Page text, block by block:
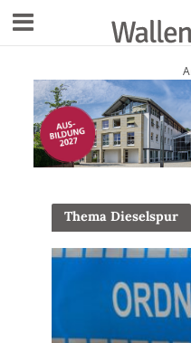
Thema Dieselspur